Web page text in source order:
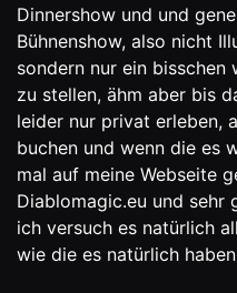
Dinnershow und und
Bühnenshow, also nicht
sondern nur ein bisschen
zu stellen, ähm aber bis
leider nur privat erleben,
buchen und wenn die es
mal auf meine Webseite
Diablomagic.eu und sehr
ich versuch es natürlich
wie die es natürlich